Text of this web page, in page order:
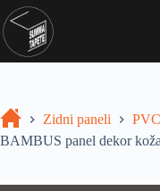
Drveni
Zidni paneli
BAMBUS panel dekor